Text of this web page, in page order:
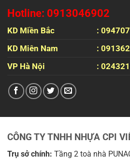
Hotline: 0913046902
KD Miền Bắc
:
KD Miên Nam
:
VP Hà Nội
:
CÔNG TY TNHH NHỰA CPI
Trụ sở chính: Tầng 2 toà nhà